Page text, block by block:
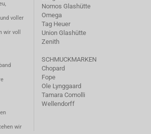
voller
wir voll
wir
Nomos Glashütte
Omega
Tag Heuer
Union Glashütte
Zenith
SCHMUCKMARKEN
Chopard
Fope
Ole Lynggaard
Tamara Comolli
Wellendorff